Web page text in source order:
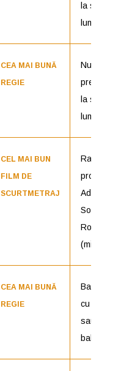
la sfîrșitul
lumii
CEA MAI BUNĂ
REGIE
Nu
prea mult
la sfîrșitul
lumii
CEL MAI BUN
FILM DE
SCURTMETRAJ
Radu
Ada
Solomon |
România
CEA MAI BUNĂ
REGIE
cu bucluc
sau porno
balamuc